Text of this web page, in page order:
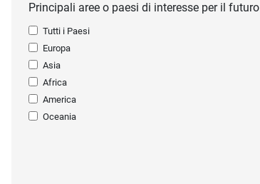
Principali aree o paesi di interesse per il futuro
Tutti i Paesi
Europa
Asia
Africa
America
Oceania